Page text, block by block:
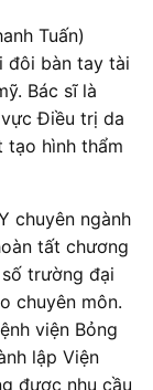
Tuấn)
đôi bàn tay tài
Bác sĩ là
Điều trị da
tạo hình thẩm
chuyên ngành
tất chương
trường đại
chuyên môn.
viện Bỏng
lập Viện
được nhu cầu